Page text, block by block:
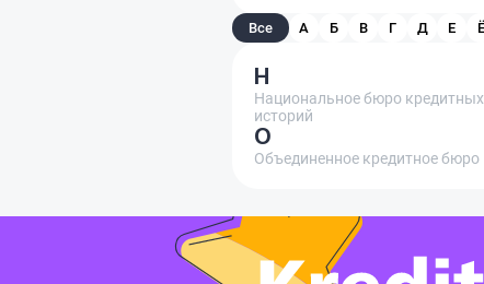
Все А Б В Г Д Е Ё
Н
Национальное бюро кредитных
историй
О
Объединенное кредитное бюро